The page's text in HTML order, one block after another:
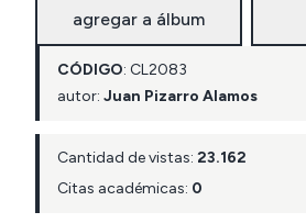
agregar a álbum
CÓDIGO: CL2083
autor: Juan Pizarro Alamos
Cantidad de vistas: 23.162
Citas académicas: 0